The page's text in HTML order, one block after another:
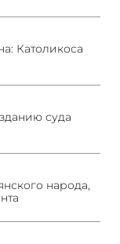
Католикоса
суда
народа,